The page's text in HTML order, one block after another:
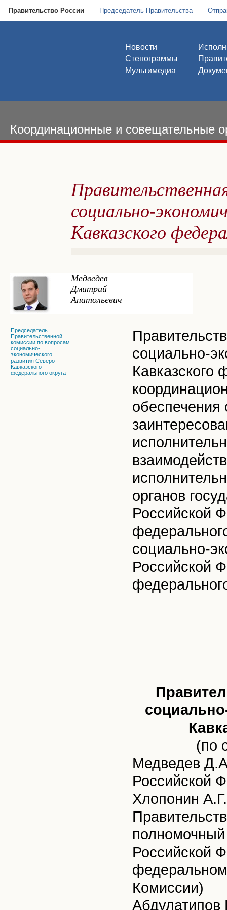
Правительство России Председатель Правительства
Новости
Стенограммы
Мультимедиа
Координационные и совещательные
социально-
Кавказского
Медведев
Дмитрий
Анатольевич
Председатель
Правительственной
комиссии по вопросам
социально-
экономического
развития Северо-
Кавказского
федерального округа
социально-
Кавказского
обеспечения
органов
Российской
социально-
Российской
(по
Медведев
Российской
Хлопонин
полномочный
Российской
федеральном
Комиссии)